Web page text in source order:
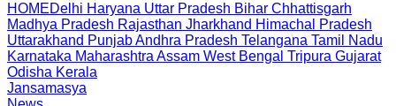
HOMEDelhi Haryana Uttar Pradesh Bihar Chhattisgarh
Madhya Pradesh Rajasthan Jharkhand Himachal Pradesh
Uttarakhand PunjabAndhra Pradesh Telangana Tamil Nadu
Karnataka Maharashtra Assam West Bengal Tripura Gujarat
Odisha Kerala
Jansamasya